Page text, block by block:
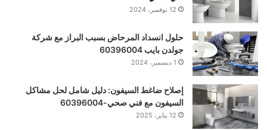
12 نوفمبر، 2024
حلول انسداد المرحاض بسبب البراز مع شركة
جولدن بايب 60396004
1 ديسمبر، 2024
إصلاح ضاغط السيفون: دليل شامل لحل مشاكل
السيفون مع فني صحي-60396004
12 يناير، 2025